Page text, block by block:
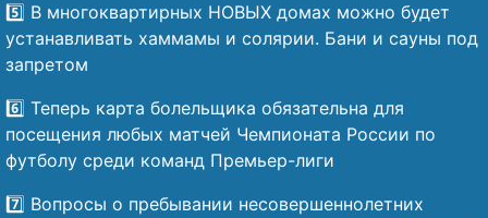
5️⃣ В многоквартирных НОВЫХ домах можно будет
устанавливать хаммамы и солярии. Бани и сауны под
запретом
6️⃣ Теперь карта болельщика обязательна для
посещения любых матчей Чемпионата России по
футболу среди команд Премьер-лиги
7️⃣ Вопросы о пребывании несовершеннолетних